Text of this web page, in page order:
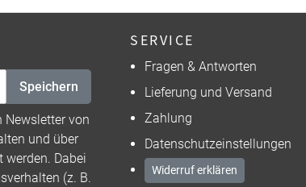
Speichern
Newsletter von
und über
Dabei
(z. B.
SERVICE
Fragen & Antworten
Lieferung und Versand
Zahlung
Datenschutzeinstellungen
Widerruf erklären